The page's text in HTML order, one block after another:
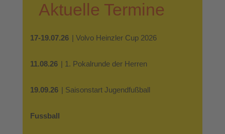
Aktuelle Termine
17-19.07.26 | Volvo Heinzler Cup 2026
11.08.26 | 1. Pokalrunde der Herren
19.09.26 | Saisonstart Jugendfußball
Fussball